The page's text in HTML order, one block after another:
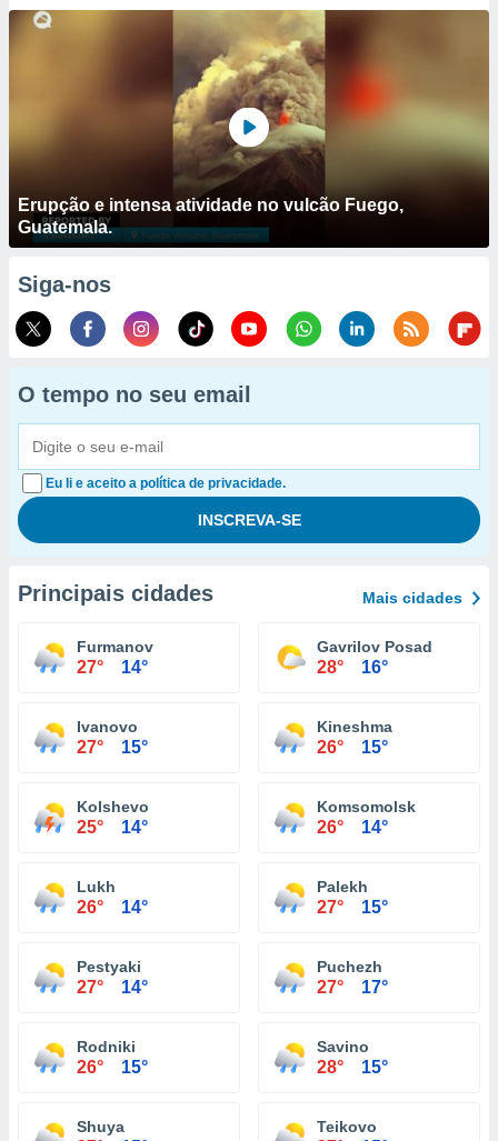
Erupção e intensa atividade no vulcão Fuego,
Guatemala.
Siga-nos
O tempo no seu email
Eu li e aceito a política de privacidade.
Principais cidades Mais cidades
Furmanov
27° 14°
Gavrilov Posad
28° 16°
Ivanovo
27° 15°
Kineshma
26° 15°
Kolshevo
25° 14°
Komsomolsk
26° 14°
Lukh
26° 14°
Palekh
27° 15°
Pestyaki
27° 14°
Puchezh
27° 17°
Rodniki
26° 15°
Savino
28° 15°
Shuya Teikovo